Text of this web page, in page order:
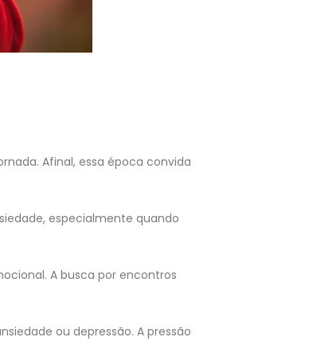
Afinal, essa época convida
especialmente quando
A busca por encontros
ou depressão. A pressão